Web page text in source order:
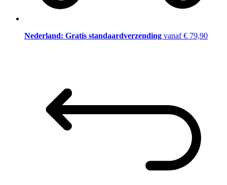
Nederland: Gratis standaardverzending vanaf € 79,90